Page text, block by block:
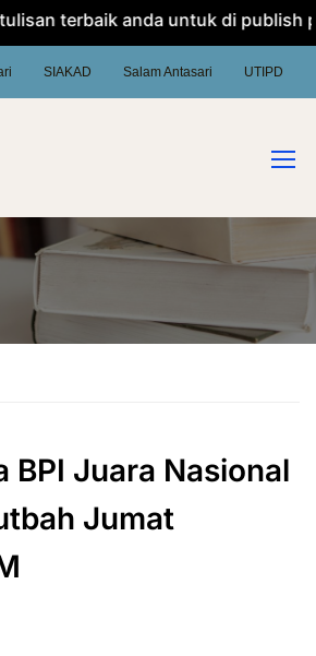
terbaik anda untuk di publish
SIAKAD Salam Antasari UTIPD
BPI Juara Nasional
Jumat